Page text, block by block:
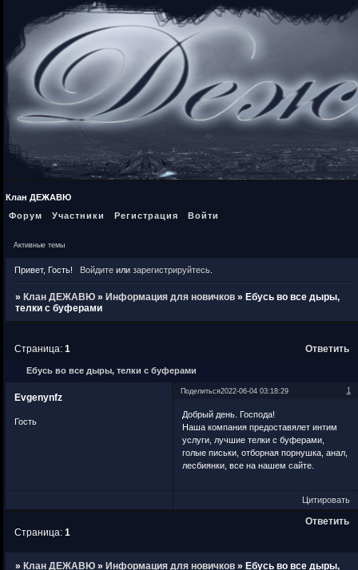
Клан ДЕЖАВЮ
Форум
Участники Регистрация Войти
Активные темы
Привет, Гость! Войдитеили зарегистрируйтесь.
»Клан ДЕЖАВЮ »Информация для новичков »Ебусь во все дыры,
телки с буферами
Ебусь во все дыры, телки с буферами
Страница:1 Ответить
Поделиться 1
2022-06-04 03:18:29
Evgenynfz
Гость
Добрый день. Господа!
Наша компания предоставялет интим
услуги, лучшие телки с буферами,
голые письки, отборная порнушка, анал,
лесбиянки, все на нашем сайте.
Цитировать
Ответить
Страница:1
»Клан ДЕЖАВЮ »Информация для новичков »Ебусь во все дыры,